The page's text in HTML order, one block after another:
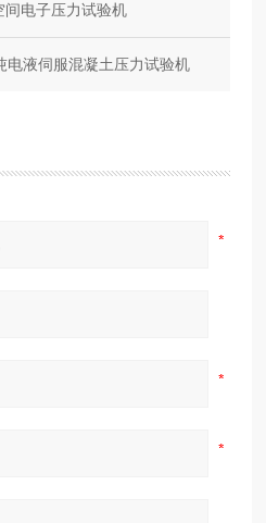
间电子压力试验机
电液伺服混凝土压力试验机